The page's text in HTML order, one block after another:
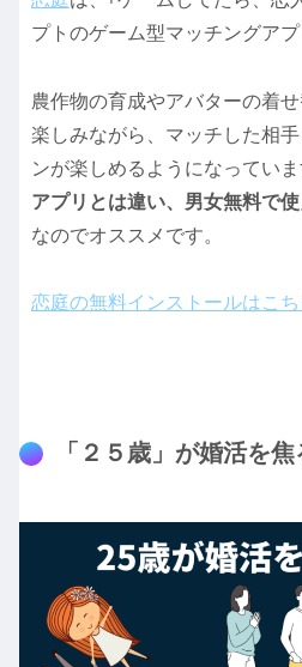
プトのゲーム型マッチングアプ
農作物の育成やアバターの着
楽しみながら、マッチした相
ンが楽しめるようになっていま
アプリとは違い、男女無料で
なのでオススメです。
恋庭の無料インストールはこち
「２５歳」が婚活を焦